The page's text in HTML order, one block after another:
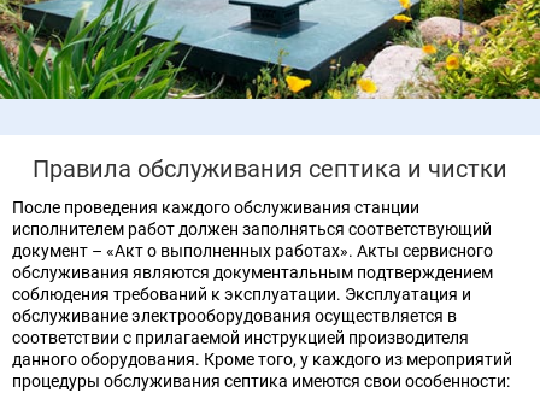
Правила обслуживания септика и чистки
После проведения каждого обслуживания станции
исполнителем работ должен заполняться соответствующий
документ – «Акт о выполненных работах». Акты сервисного
обслуживания являются документальным подтверждением
соблюдения требований к эксплуатации. Эксплуатация и
обслуживание электрооборудования осуществляется в
соответствии с прилагаемой инструкцией производителя
данного оборудования. Кроме того, у каждого из мероприятий
процедуры обслуживания септика имеются свои особенности: